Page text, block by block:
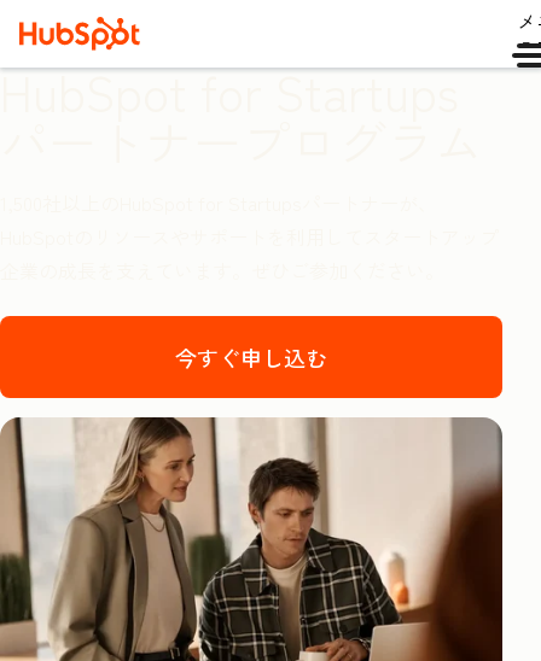
HubSpot for Startups
今すぐ申し込む